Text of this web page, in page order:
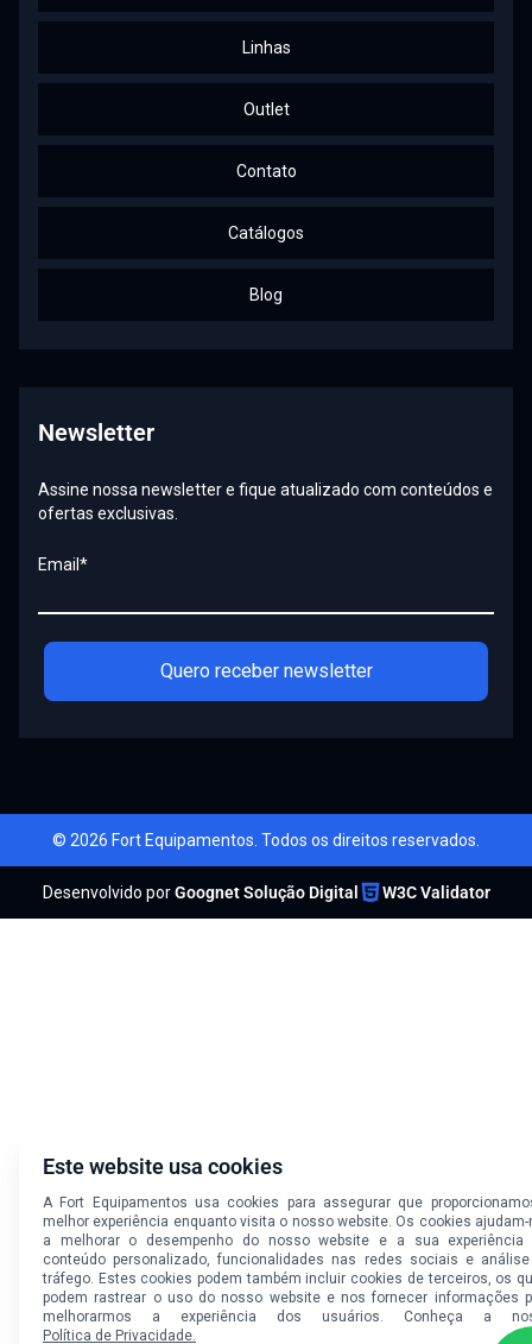
Este website usa cookies
A Fort Equipamentos usa cookies para assegurar que
melhor experiência enquanto visita o nosso website. Os cookies ajudam-
a melhorar o desempenho do nosso website e a sua experiência
conteúdo personalizado, funcionalidades nas redes sociais e
tráfego. Estes cookies podem também incluir cookies de terceiros, os
podem rastrear o uso do nosso website e nos fornecer informações
melhorarmos a experiência dos usuários. Conheça a
Política de Privacidade.
Linhas
Outlet
Contato
Catálogos
Blog
Newsletter
Assine nossa newsletter e fique atualizado com conteúdos e
ofertas exclusivas.
Email*
Quero receber newsletter
© 2026 Fort Equipamentos. Todos os direitos reservados.
Desenvolvido porGoognet Solução Digital W3C Validator